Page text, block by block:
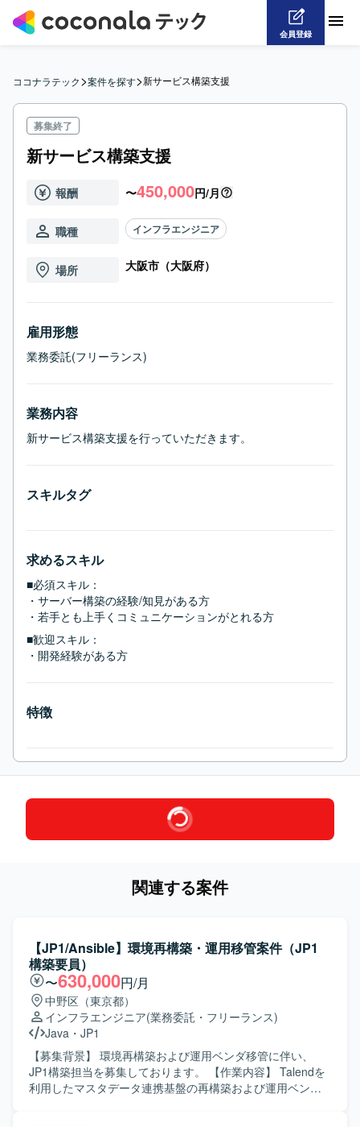
会員登録
ココナラテック>案件を探す>新サービス構築支援
募集終了
新サービス構築支援
報酬 〜450,000円/月
職種 インフラエンジニア
場所 大阪市（大阪府）
雇用形態
業務委託(フリーランス)
業務内容
新サービス構築支援を行っていただきます。
スキルタグ
求めるスキル
■必須スキル：
・サーバー構築の経験/知見がある方
・若手とも上手くコミュニケーションがとれる方
■歓迎スキル：
・開発経験がある方
特徴
関連する案件
【JP1/Ansible】環境再構築・運用移管案件（JP1
構築要員）
〜630,000円/月
中野区（東京都）
インフラエンジニア(業務委託・フリーランス)
Java ・ JP1
【募集背景】 環境再構築および運用ベンダ移管に伴い、
JP1構築担当を募集しております。 【作業内容】 Talendを
利用したマスタデータ連携基盤の再構築および運用ベンダ